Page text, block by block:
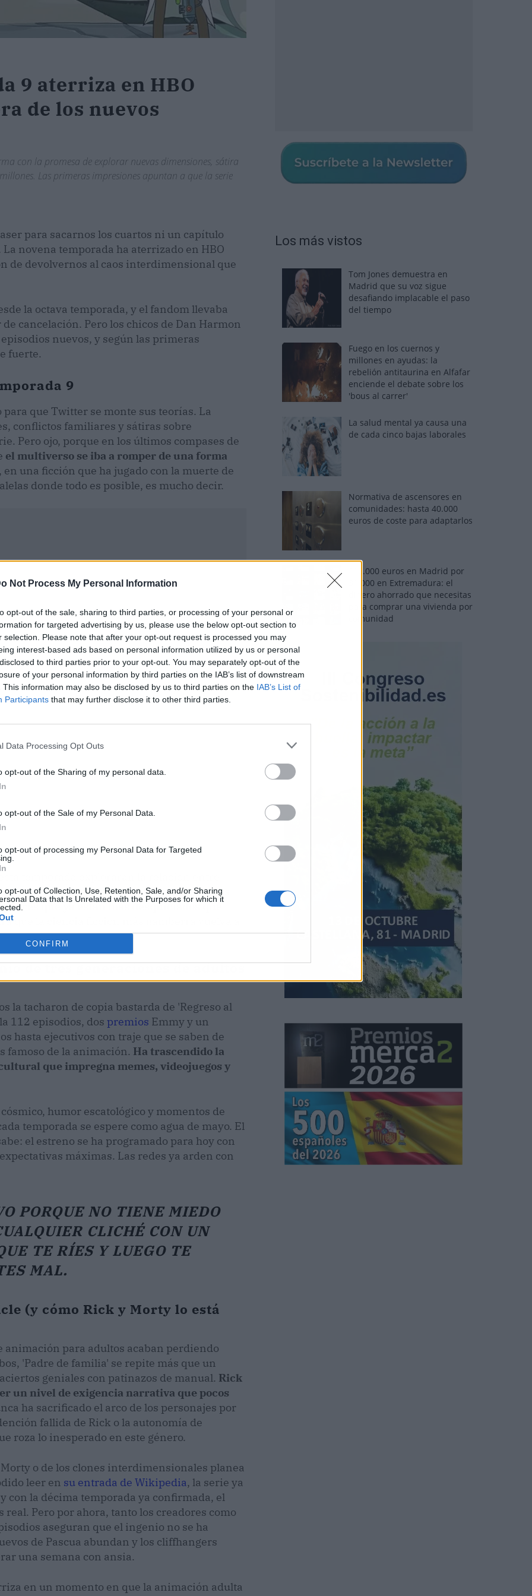
Not Process My Personal Information
opt-out of the sale, sharing to third parties, or processing of your personal or
for targeted advertising by us, please use the below opt-out section to
selection. Please note that after your opt-out request is processed you may
interest-based ads based on personal information utilized by us or personal
to third parties prior to your opt-out. You may separately opt-out of the
of your personal information by third parties on the IAB’s list of downstream
This information may also be disclosed by us to third parties on the IAB’s List of
Participants that may further disclose it to other third parties.
Data Processing Opt Outs
opt-out of the Sharing of my personal data.
opt-out of the Sale of my Personal Data.
opt-out of processing my Personal Data for Targeted
opt-out of Collection, Use, Retention, Sale, and/or Sharing
Data that Is Unrelated with the Purposes for which it
CONFIRM
9 aterriza en HBO
de los nuevos
con la promesa de explorar nuevas dimensiones, sátira
Las primeras impresiones apuntan a que la serie
para sacarnos los cuartos ni un capítulo
novena temporada ha aterrizado en HBO
de devolvernos al caos interdimensional que
la octava temporada, y el fandom llevaba
cancelación. Pero los chicos de Dan Harmon
nuevos, y según las primeras
fuerte.
9
para que Twitter se monte sus teorías. La
conflictos familiares y sátiras sobre
Pero ojo, porque en los últimos compases de
el multiverso se iba a romper de una forma
en una ficción que ha jugado con la muerte de
donde todo es posible, es mucho decir.
temporada explorarán la relación entre
que nadie se espera.El instituto, los típicos
que ya están más desquiciados que
que la ciencia ficción más gamberra vuelva a
de tres generaciones de adultos
la tacharon de copia bastarda de 'Regreso al
112 episodios, dos premios Emmy y un
hasta ejecutivos con traje que se saben de
famoso de la animación. Ha trascendido la
que impregna memes, videojuegos y
humor escatológico y momentos de
temporada se espere como agua de mayo. El
el estreno se ha programado para hoy con
máximas. Las redes ya arden con
PORQUE NO TIENE MIEDO
CLICHÉ CON UN
TE RÍES Y LUEGO TE
MAL.
(y cómo Rick y Morty lo está
animación para adultos acaban perdiendo
'Padre de familia' se repite más que un
geniales con patinazos de manual. Rick
un nivel de exigencia narrativa que pocos
ha sacrificado el arco de los personajes por
fallida de Rick o la autonomía de
roza lo inesperado en este género.
o de los clones interdimensionales planea
leer en su entrada de Wikipedia, la serie ya
con la décima temporada ya confirmada, el
Pero por ahora, tanto los creadores como
aseguran que el ingenio no se ha
de Pascua abundan y los cliffhangers
una semana con ansia.
en un momento en que la animación adulta
Los más vistos
Tom Jones demuestra en
Madrid que su voz sigue
desafiando implacable el paso
del tiempo
Fuego en los cuernos y
millones en ayudas: la
rebelión antitaurina en Alfafar
enciende el debate sobre los
'bous al carrer'
La salud mental ya causa una
de cada cinco bajas laborales
Normativa de ascensores en
comunidades: hasta 40.000
euros de coste para adaptarlos
110.000 euros en Madrid por
31.000 en Extremadura: el
dinero ahorrado que necesitas
para comprar una vivienda por
comunidad